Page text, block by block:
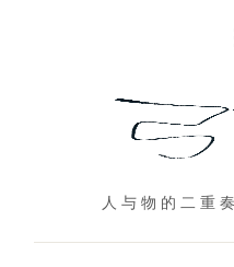
人 与 物 的 二 重